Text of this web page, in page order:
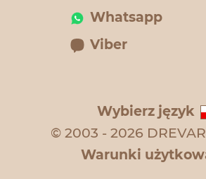
Whatsapp
Viber
Wybierz język
© 2003 - 2026
Warunki